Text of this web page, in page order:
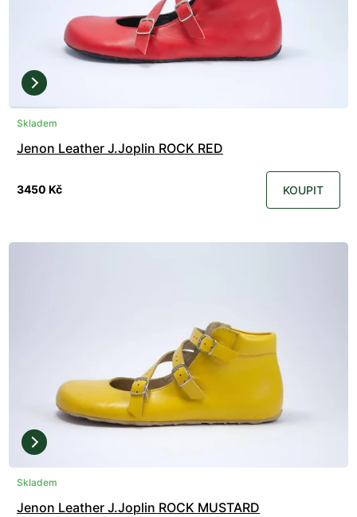
Skladem
Jenon Leather J.Joplin ROCK RED
3450 Kč KOUPIT
Skladem
Jenon Leather J.Joplin ROCK MUSTARD